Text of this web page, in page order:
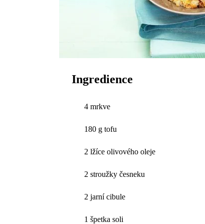
Ingredience
4 mrkve
180 g tofu
2 lžíce olivového oleje
2 stroužky česneku
2 jarní cibule
1 špetka soli